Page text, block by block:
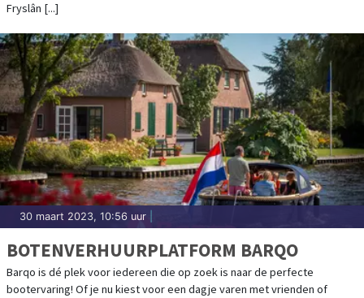
Fryslân [...]
30 maart 2023, 10:56 uur
BOTENVERHUURPLATFORM BARQO
Barqo is dé plek voor iedereen die op zoek is naar de perfecte
bootervaring! Of je nu kiest voor een dagje varen met vrienden of